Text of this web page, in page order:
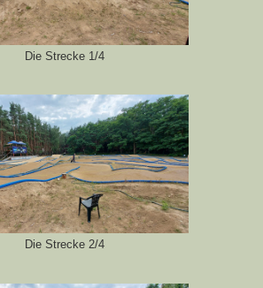
Die Strecke 1/4
Die Strecke 2/4